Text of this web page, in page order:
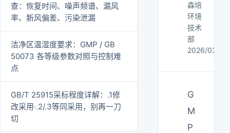
查：恢复时间、噪声频谱、漏风
率、新风偏差、污染泄漏
洁净区温湿度要求：GMP / GB
50073 各等级参数对照与控制难
点
GB/T 25915采标程度详解：.1修
改采用·.2/.3等同采用，别再一刀
切
森培
环境
技术
部
2026/03/16
G
M
P